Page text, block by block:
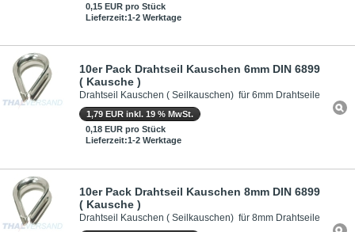
0,15 EUR pro Stück
Lieferzeit:1-2 Werktage
10er Pack Drahtseil Kauschen 6mm DIN 6899
( Kausche )
Drahtseil Kauschen ( Seilkauschen) für 6mm Drahtseile
1,79 EUR inkl. 19 % MwSt.
0,18 EUR pro Stück
Lieferzeit:1-2 Werktage
10er Pack Drahtseil Kauschen 8mm DIN 6899
( Kausche )
Drahtseil Kauschen ( Seilkauschen) für 8mm Drahtseile